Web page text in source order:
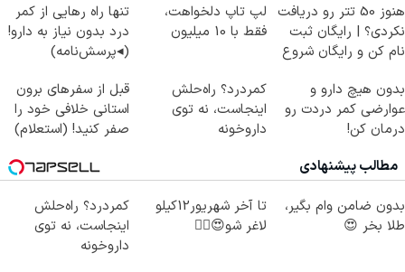
هنوز 50 تتر رو دریافت
نکردی؟ | رایگان ثبت
نام کن و رایگان شروع
لپ تاپ دلخواهت،
فقط با 10 میلیون
تنها راه رهایی از کمر
درد بدون نیاز به دارو!
(◂پرسش‌نامه)
بدون هیچ دارو و
عوارضی کمر دردت رو
درمان کن!
کمردرد؟ راه‌حلش
اینجاست، نه توی
داروخونه
قبل از سفرهای برون
استانی خلافی خود را
صفر کنید! (استعلام)
مطالب پیشنهادی
بدون ضامن وام بگیر،
طلا بخر 😍
تا آخر شهریور12کیلو
لاغر شو😍👌🏻
کمردرد؟ راه‌حلش
اینجاست، نه توی
داروخونه